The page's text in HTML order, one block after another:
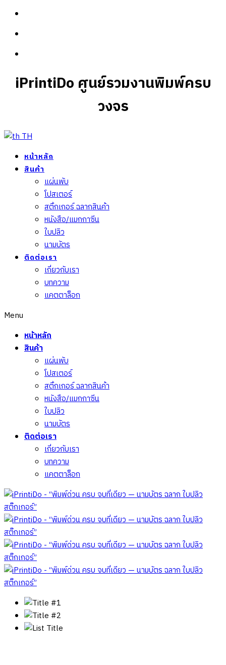
iPrintiDo ศูนย์รวมงานพิมพ์ครบ
วงจร
TH
หน้าหลัก
สินค้า
แผ่นพับ
โปสเตอร์
สติ้กเกอร์ ฉลากสินค้า
หนังสือ/แมกกาซีน
ใบปลิว
นามบัตร
ติดต่อเรา
เกี่ยวกับเรา
บทความ
แคตตาล็อก
Menu
หน้าหลัก
สินค้า
แผ่นพับ
โปสเตอร์
สติ้กเกอร์ ฉลากสินค้า
หนังสือ/แมกกาซีน
ใบปลิว
นามบัตร
ติดต่อเรา
เกี่ยวกับเรา
บทความ
แคตตาล็อก